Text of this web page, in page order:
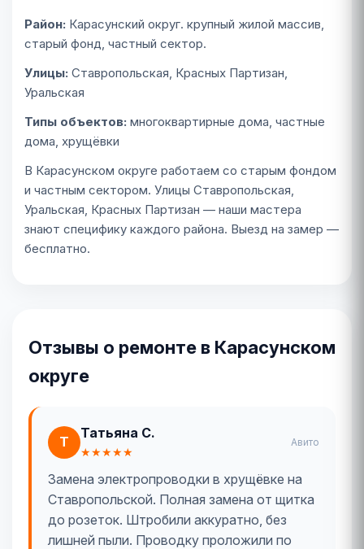
Район: Карасунский округ. крупный жилой массив,
старый фонд, частный сектор.
Улицы: Ставропольская, Красных Партизан,
Уральская
Типы объектов: многоквартирные дома, частные
дома, хрущёвки
В Карасунском округе работаем со старым фондом
и частным сектором. Улицы Ставропольская,
Уральская, Красных Партизан — наши мастера
знают специфику каждого района. Выезд на замер —
бесплатно.
Отзывы о ремонте в Карасунском
округе
Т
Татьяна С.
★★★★★
Авито
Замена электропроводки в хрущёвке на
Ставропольской. Полная замена от щитка
до розеток. Штробили аккуратно, без
лишней пыли. Проводку проложили по